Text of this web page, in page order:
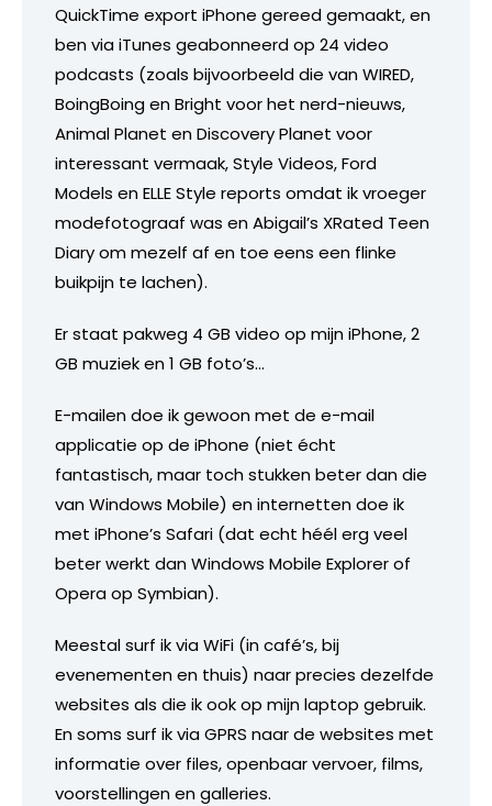
QuickTime export iPhone gereed gemaakt, en
ben via iTunes geabonneerd op 24 video
podcasts (zoals bijvoorbeeld die van WIRED,
BoingBoing en Bright voor het nerd-nieuws,
Animal Planet en Discovery Planet voor
interessant vermaak, Style Videos, Ford
Models en ELLE Style reports omdat ik vroeger
modefotograaf was en Abigail’s XRated Teen
Diary om mezelf af en toe eens een flinke
buikpijn te lachen).
Er staat pakweg 4 GB video op mijn iPhone, 2
GB muziek en 1 GB foto’s…
E-mailen doe ik gewoon met de e-mail
applicatie op de iPhone (niet écht
fantastisch, maar toch stukken beter dan die
van Windows Mobile) en internetten doe ik
met iPhone’s Safari (dat echt héél erg veel
beter werkt dan Windows Mobile Explorer of
Opera op Symbian).
Meestal surf ik via WiFi (in café’s, bij
evenementen en thuis) naar precies dezelfde
websites als die ik ook op mijn laptop gebruik.
En soms surf ik via GPRS naar de websites met
informatie over files, openbaar vervoer, films,
voorstellingen en galleries.